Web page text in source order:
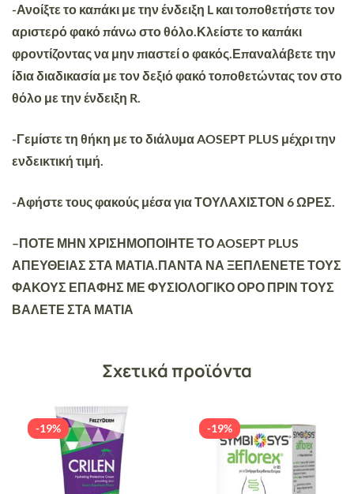
-Ανοίξτε το καπάκι με την ένδειξη L και τοποθετήστε τον
αριστερό φακό πάνω στο θόλο.Κλείστε το καπάκι
φροντίζοντας να μην πιαστεί ο φακός.Επαναλάβετε την
ίδια διαδικασία με τον δεξιό φακό τοποθετώντας τον στο
θόλο με την ένδειξη R.
-Γεμίστε τη θήκη με το διάλυμα AOSEPT PLUS μέχρι την
ενδεικτική τιμή.
-Αφήστε τους φακούς μέσα για ΤΟΥΛΑΧΙΣΤΟΝ 6 ΩΡΕΣ.
–ΠΟΤΕ ΜΗΝ ΧΡΙΣΗΜΟΠΟΙΗΤΕ ΤΟ AOSEPT PLUS
ΑΠΕΥΘΕΙΑΣ ΣΤΑ ΜΑΤΙΑ.ΠΑΝΤΑ ΝΑ ΞΕΠΛΕΝΕΤΕ ΤΟΥΣ
ΦΑΚΟΥΣ ΕΠΑΦΗΣ ΜΕ ΦΥΣΙΟΛΟΓΙΚΟ ΟΡΟ ΠΡΙΝ ΤΟΥΣ
ΒΑΛΕΤΕ ΣΤΑ ΜΑΤΙΑ
Σχετικά προϊόντα
-19% -19%